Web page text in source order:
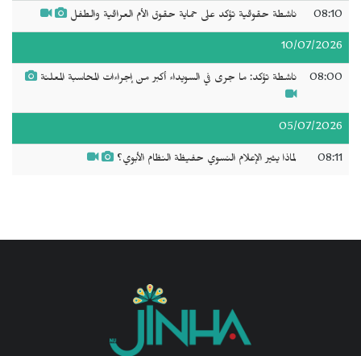
08:10 ناشطة حقوقية تؤكد على حماية حقوق الأم العراقية والطفل
10/07/2026
08:00 ناشطة تؤكد: ما جرى في السويداء أكبر من إجراءات المحاسبة المعلنة
05/07/2026
08:11 لماذا يثير الإعلام النسوي حفيظة النظام الأبوي؟